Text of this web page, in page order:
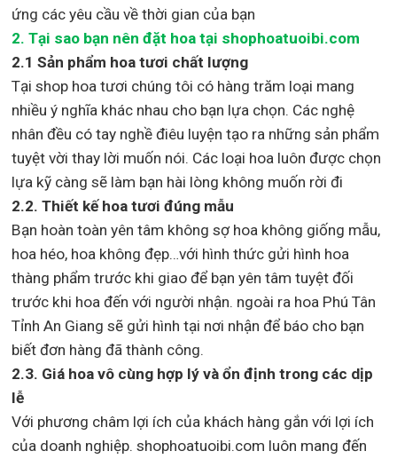
ứng các yêu cầu về thời gian của bạn
2. Tại sao bạn nên đặt hoa tại shophoatuoibi.com
2.1 Sản phẩm hoa tươi chất lượng
Tại shop hoa tươi chúng tôi có hàng trăm loại mang
nhiều ý nghĩa khác nhau cho bạn lựa chọn. Các nghệ
nhân đều có tay nghề điêu luyện tạo ra những sản phẩm
tuyệt vời thay lời muốn nói. Các loại hoa luôn được chọn
lựa kỹ càng sẽ làm bạn hài lòng không muốn rời đi
2.2. Thiết kế hoa tươi đúng mẫu
Bạn hoàn toàn yên tâm không sợ hoa không giống mẫu,
hoa héo, hoa không đẹp…với hình thức gửi hình hoa
thàng phẩm trước khi giao để bạn yên tâm tuyệt đối
trước khi hoa đến với người nhận. ngoài ra hoa Phú Tân
Tỉnh An Giang sẽ gửi hình tại nơi nhận để báo cho bạn
biết đơn hàng đã thành công.
2.3. Giá hoa vô cùng hợp lý và ổn định trong các dịp
lễ
Với phương châm lợi ích của khách hàng gắn với lợi ích
của doanh nghiệp. shophoatuoibi.com luôn mang đến